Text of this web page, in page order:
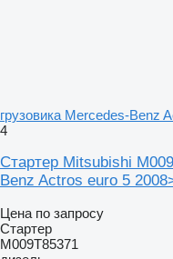
грузовика Mercedes-Benz
4
Стартер Mitsubishi
Benz Actros euro 5
Цена по запросу
Стартер
M009T85371